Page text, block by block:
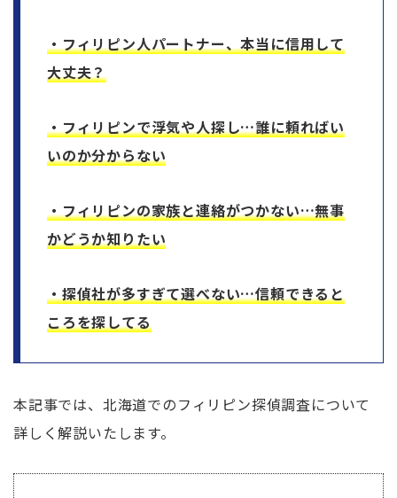
・フィリピン人パートナー、本当に信用して
大丈夫？
・フィリピンで浮気や人探し…誰に頼ればい
いのか分からない
・フィリピンの家族と連絡がつかない…無事
かどうか知りたい
・探偵社が多すぎて選べない…信頼できると
ころを探してる
本記事では、北海道でのフィリピン探偵調査について
詳しく解説いたします。